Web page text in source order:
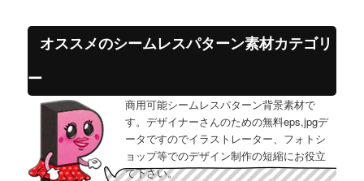
オススメのシームレスパターン素材カテゴリ
ー
商用可能シームレスパターン背景素材で
す。デザイナーさんのための無料eps,jpgデ
ータですのでイラストレーター、フォトシ
ョップ等でのデザイン制作の短縮にお役立
て下さい。